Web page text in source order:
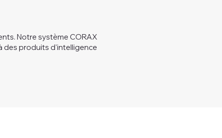
Notre système CORAX
des produits d'intelligence